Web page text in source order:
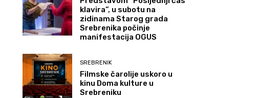
klavira”, u subotu na
zidinama Starog grada
Srebrenika počinje
manifestacija OGUS
SREBRENIK
Filmske čarolije uskoro u
kinu Doma kulture u
Srebreniku